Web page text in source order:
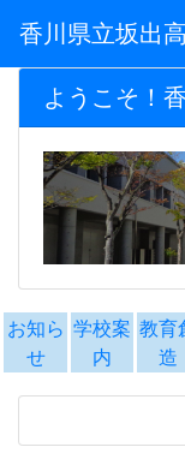
香川県立坂出
ようこそ！
お知ら
せ
学校案
内
教育
造